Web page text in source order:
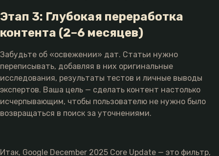
Этап 3: Глубокая переработка
контента (2–6 месяцев)
Забудьте об «освежении» дат. Статьи нужно
переписывать, добавляя в них оригинальные
исследования, результаты тестов и личные выводы
экспертов. Ваша цель — сделать контент настолько
исчерпывающим, чтобы пользователю не нужно было
возвращаться в поиск за уточнениями.
Итак, Google December 2025 Core Update — это фильтр,